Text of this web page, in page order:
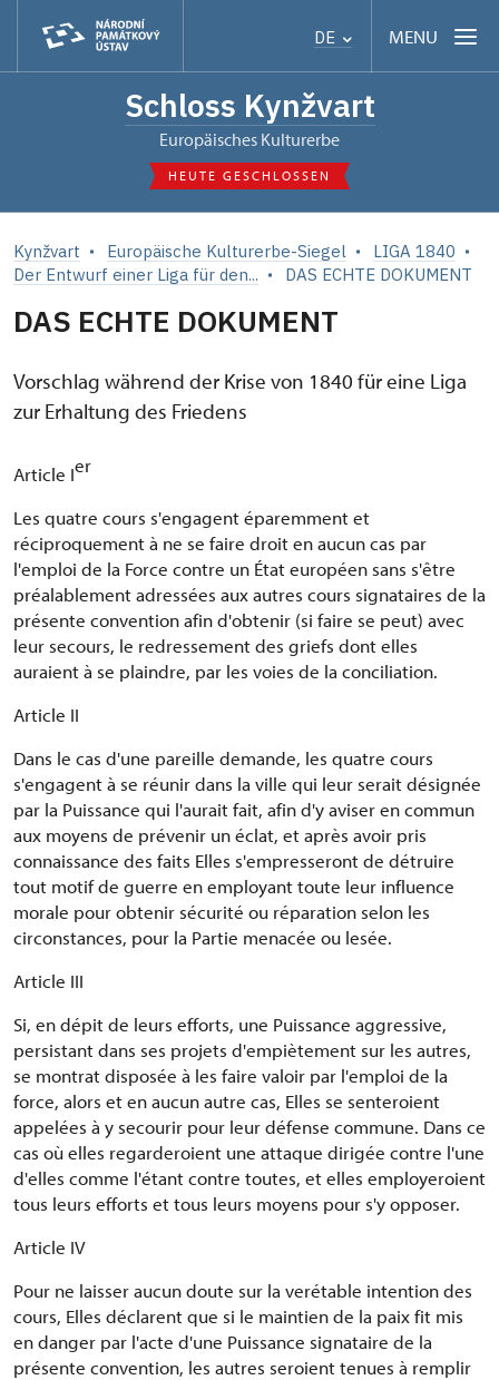
DE MENU
Schloss Kynžvart
Europäisches Kulturerbe
HEUTE GESCHLOSSEN
Kynžvart Europäische Kulturerbe-Siegel
LIGA 1840
Der Entwurf einer Liga für den...
DAS ECHTE DOKUMENT
DAS ECHTE DOKUMENT
Vorschlag während der Krise von 1840 für eine Liga
zur Erhaltung des Friedens
Article Ier
Les quatre cours s'engagent éparemment et
réciproquement à ne se faire droit en aucun cas par
l'emploi de la Force contre un État européen sans s'être
préalablement adressées aux autres cours signataires de la
présente convention afin d'obtenir (si faire se peut) avec
leur secours, le redressement des griefs dont elles
auraient à se plaindre, par les voies de la conciliation.
Article II
Dans le cas d'une pareille demande, les quatre cours
s'engagent à se réunir dans la ville qui leur serait désignée
par la Puissance qui l'aurait fait, afin d'y aviser en commun
aux moyens de prévenir un éclat, et après avoir pris
connaissance des faits Elles s'empresseront de détruire
tout motif de guerre en employant toute leur influence
morale pour obtenir sécurité ou réparation selon les
circonstances, pour la Partie menacée ou lesée.
Article III
Si, en dépit de leurs efforts, une Puissance aggressive,
persistant dans ses projets d'empiètement sur les autres,
se montrat disposée à les faire valoir par l'emploi de la
force, alors et en aucun autre cas, Elles se senteroient
appelées à y secourir pour leur défense commune. Dans ce
cas où elles regarderoient une attaque dirigée contre l'une
d'elles comme l'étant contre toutes, et elles employeroient
tous leurs efforts et tous leurs moyens pour s'y opposer.
Article IV
Pour ne laisser aucun doute sur la verétable intention des
cours, Elles déclarent que si le maintien de la paix fit mis
en danger par l'acte d'une Puissance signataire de la
présente convention, les autres seroient tenues à remplir